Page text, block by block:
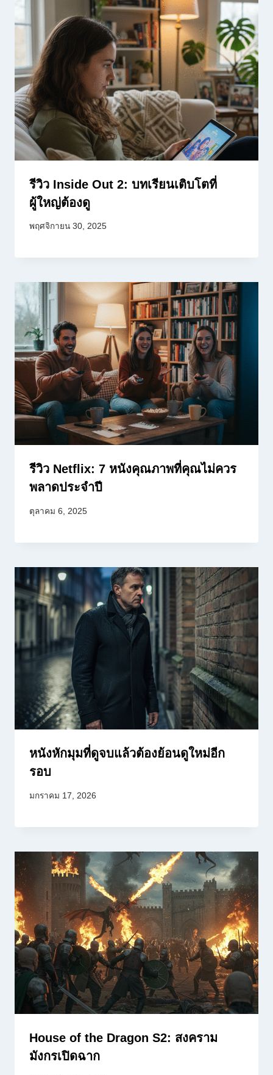
รีวิว Inside Out 2: บทเรียนเติบโตที่
ผู้ใหญ่ต้องดู
พฤศจิกายน 30, 2025
รีวิว Netflix: 7 หนังคุณภาพที่คุณไม่ควร
พลาดประจำปี
ตุลาคม 6, 2025
หนังหักมุมที่ดูจบแล้วต้องย้อนดูใหม่อีก
รอบ
มกราคม 17, 2026
House of the Dragon S2: สงคราม
มังกรเปิดฉาก